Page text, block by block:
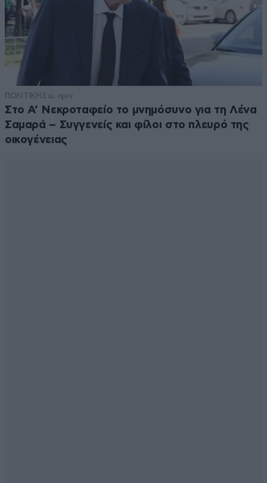
ΠΟΛΙΤΙΚΗ 3 ω. πριν
Στο Α’ Νεκροταφείο το μνημόσυνο για τη Λένα
Σαμαρά – Συγγενείς και φίλοι στο πλευρό της
οικογένειας